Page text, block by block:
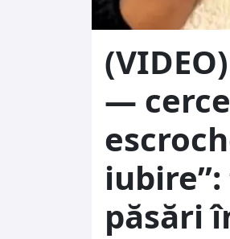
—
păsări